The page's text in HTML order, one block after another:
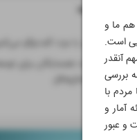
هم ما و
است.
آنقدر
بررسی
با
آمار و
و عبور
این صفحه
خم نمی‌کنیم، با عزت گفت‌و‌گو می‌کنیم
از ظرفیت همسایگان برای توسعه
حمل‌ونقل